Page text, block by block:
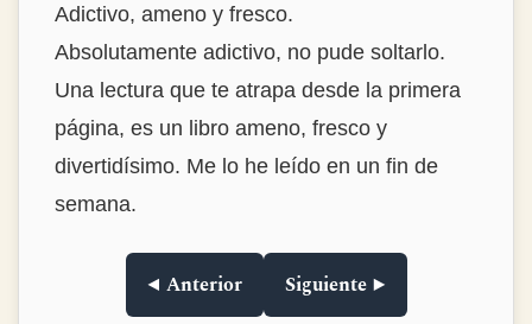
Estrambóticamente genial!
Buenísimo, destacaría la habilidad del autor
para encontrar historias tan interesantes y
narrarlas de forma tan amena y con ese
punto de ironía tan divertido. La
encuadernación en tapa dura, de las que ya
compré para regalar y me lo quedé para mí.